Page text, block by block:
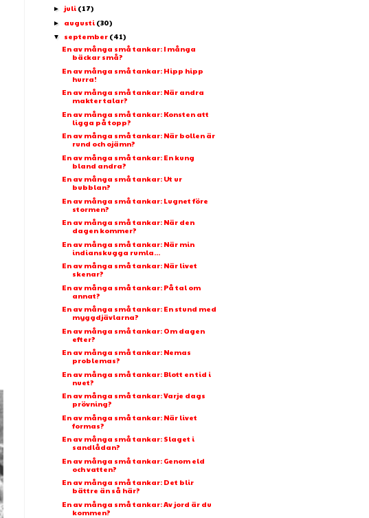
► juli (17)
► augusti (30)
▼ september (41)
En av många små tankar: I många
bäckar små?
En av många små tankar: Hipp hipp
hurra!
En av många små tankar: När andra
makter talar?
En av många små tankar: Konsten att
ligga på topp?
En av många små tankar: När bollen är
rund och ojämn?
En av många små tankar: En kung
bland andra?
En av många små tankar: Ut ur
bubblan?
En av många små tankar: Lugnet före
stormen?
En av många små tankar: När den
dagen kommer?
En av många små tankar: När min
indianskugga rumla...
En av många små tankar: När livet
skenar?
En av många små tankar: På tal om
annat?
En av många små tankar: En stund med
myggdjävlarna?
En av många små tankar: Om dagen
efter?
En av många små tankar: Nemas
problemas?
En av många små tankar: Blott en tid i
nuet?
En av många små tankar: Varje dags
prövning?
En av många små tankar: När livet
formas?
En av många små tankar: Slaget i
sandlådan?
En av många små tankar: Genom eld
och vatten?
En av många små tankar: Det blir
bättre än så här?
En av många små tankar: Av jord är du
kommen?